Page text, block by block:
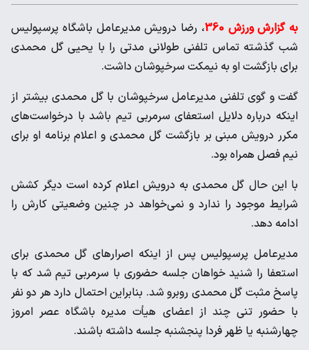
به گزارش ورزش 360
، رضا درویش مدیرعامل باشگاه پرسپولیس
شب گذشته تماس تلفنی طولانی مدتی را با یحیی گل محمدی
برای بازگشت او به نیمکت سرخپوشان داشت.
گفت و گوی تلفنی مدیرعامل سرخپوشان با گل محمدی بیشتر از
اینکه درباره دلایل استعفای سرمربی تیم باشد با درخواست‌های
مکرر درویش مبنی بر بازگشت گل محمدی و اعلام برنامه او برای
نیم فصل همراه بود.
با این حال گل محمدی به درویش اعلام کرده است دیگر کشش
شرایط موجود را ندارد و نمی‌خواهد در چنین وضعیتی کارش را
ادامه دهد.
مدیرعامل پرسپولیس پس از اینکه اصرارهای گل محمدی برای
استعفا را شنید خواهان جلسه حضوری با سرمربی تیم شد که با
پاسخ مثبت گل محمدی روبرو شد. بنابراین احتمال دارد هر دو نفر
با حضور تنی چند از اعضای هیأت مدیره باشگاه عصر امروز
چهارشنبه یا ظهر فردا پنجشنبه جلسه داشته باشند.